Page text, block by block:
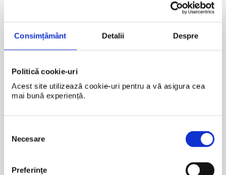
Consimțământ Detalii Despre
Politică cookie-uri
Acest site utilizează cookie-uri pentru a vă asigura cea
mai bună experiență.
consimțământului
Necesare
Preferinţe
despre performanta, ci despre capacitatea de a
DESCARCA PREZENTAREA
Communication is Moving Beyond
O discutie intr-un format rapid si concentrat,